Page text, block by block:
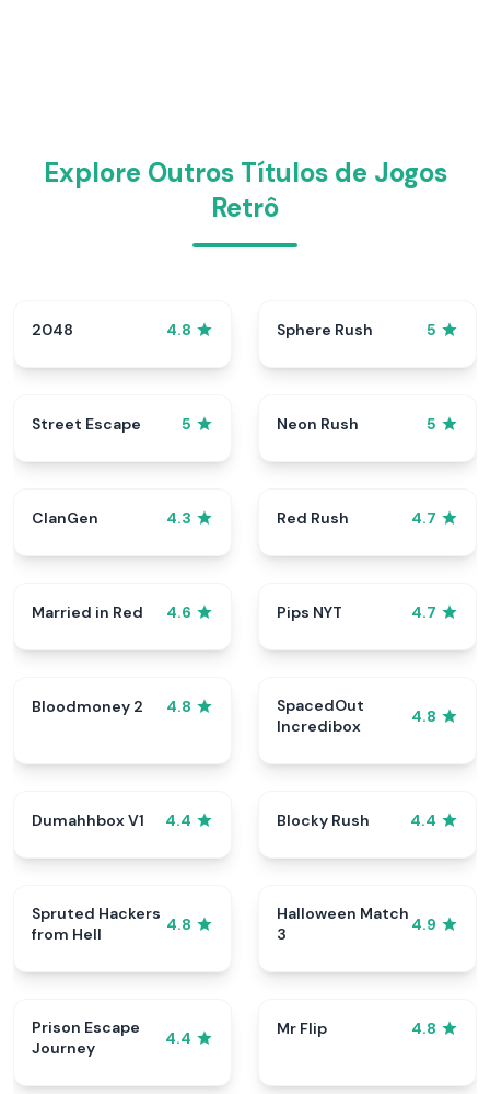
Explore Outros Títulos de Jogos
Retrô
2048 4.8 Sphere Rush 5
Street Escape 5 Neon Rush 5
ClanGen 4.3 Red Rush 4.7
Married in Red 4.6 Pips NYT 4.7
Bloodmoney 2 4.8
SpacedOut
Incredibox
4.8
Dumahhbox V1 4.4 Blocky Rush 4.4
Spruted Hackers
from Hell
4.8
Halloween Match
3
4.9
Prison Escape
Journey
4.4
Mr Flip 4.8